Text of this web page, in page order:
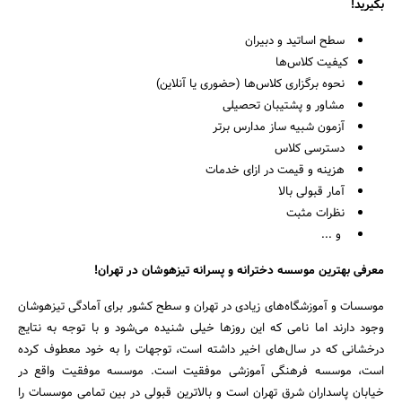
بگیرید!
سطح اساتید و دبیران
کیفیت کلاس‌ها
نحوه برگزاری کلاس‌ها (حضوری یا آنلاین)
مشاور و پشتیبان تحصیلی
آزمون شبیه ساز مدارس برتر
دسترسی کلاس
هزینه و قیمت در ازای خدمات
آمار قبولی بالا
نظرات مثبت
و ...
معرفی بهترین موسسه دخترانه و پسرانه تیزهوشان در تهران!
موسسات و آموزشگاه‌های زیادی در تهران و سطح کشور برای آمادگی تیزهوشان
وجود دارند اما نامی که این روزها خیلی شنیده می‌شود و با توجه به نتایج
درخشانی که در سال‌های اخیر داشته است، توجهات را به خود معطوف کرده
است، موسسه فرهنگی آموزشی موفقیت است. موسسه موفقیت واقع در
خیابان پاسداران شرق تهران است و بالاترین قبولی در بین تمامی موسسات را